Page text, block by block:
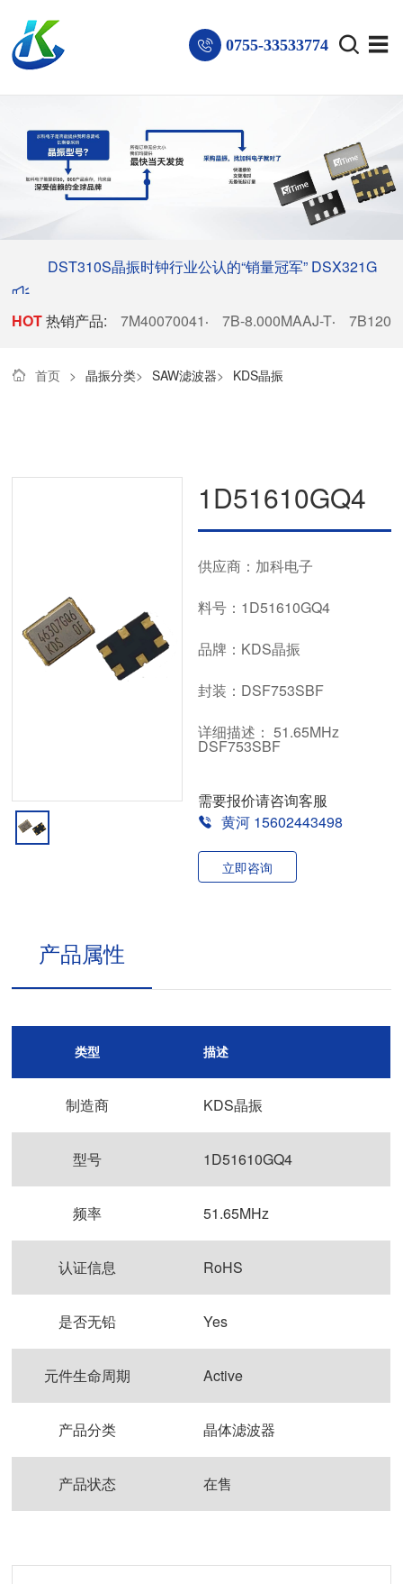
0755-33533774
DST310S晶振时钟行业公认的“销量冠军” DSX321G
晶振稳居电子厂商热销榜首
HOT热销产品: 7M40070041 · 7B-8.000MAAJ-T·
首页 > 晶振分类> SAW滤波器> KDS晶振
1D51610GQ4
供应商：加科电子
料号：1D51610GQ4
品牌：KDS晶振
封装：DSF753SBF
详细描述： 51.65MHz
DSF753SBF
需要报价请咨询客服
黄河 15602443498
立即咨询
产品属性
类型 描述
制造商 KDS晶振
型号 1D51610GQ4
频率 51.65MHz
认证信息 RoHS
是否无铅 Yes
元件生命周期 Active
产品分类 晶体滤波器
产品状态 在售